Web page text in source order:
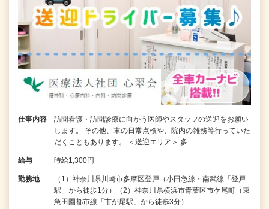
仕事内容
訪問看護・訪問診療に向かう医師やスタッフの送迎をお願い
します。 その他、車の日常点検や、院内の雑務等行っていた
だくこともあります。 ＜送迎エリア＞ 多…
給与 時給1,300円
勤務地
（1）神奈川県川崎市多摩区登戸（小田急線・南武線「登戸
駅」から徒歩1分）（2）神奈川県横浜市青葉区市ケ尾町（東
急田園都市線「市が尾駅」から徒歩3分）